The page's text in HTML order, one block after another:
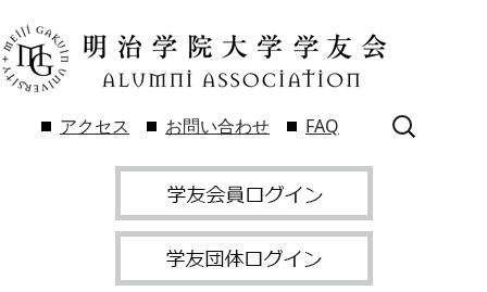
アクセス お問い合わせ FAQ
検
索: